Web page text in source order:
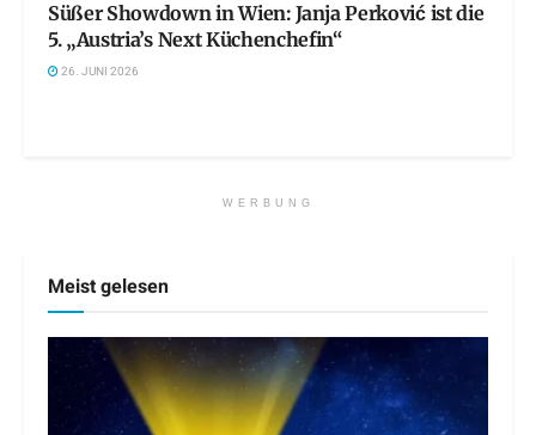
Süßer Showdown in Wien: Janja Perković ist die
5. „Austria’s Next Küchenchefin“
26. JUNI 2026
WERBUNG
Meist gelesen